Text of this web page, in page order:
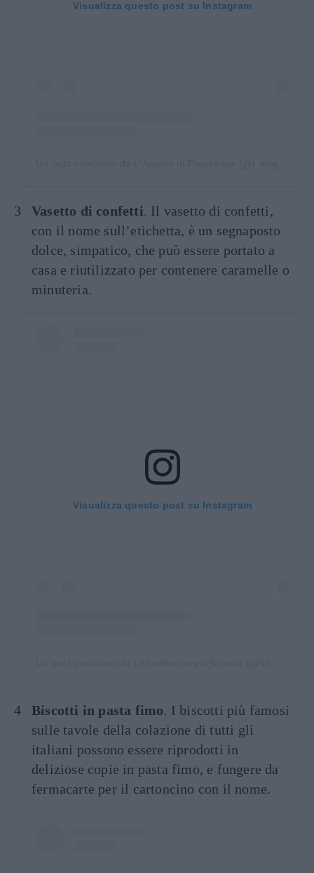
Visualizza questo post su Instagram
Vasetto di confetti. Il vasetto di confetti,
con il nome sull’etichetta, è un segnaposto
dolce, simpatico, che può essere portato a
casa e riutilizzato per contenere caramelle o
minuteria.
Visualizza questo post su Instagram
Biscotti in pasta fimo. I biscotti più famosi
sulle tavole della colazione di tutti gli
italiani possono essere riprodotti in
deliziose copie in pasta fimo, e fungere da
fermacarte per il cartoncino con il nome.